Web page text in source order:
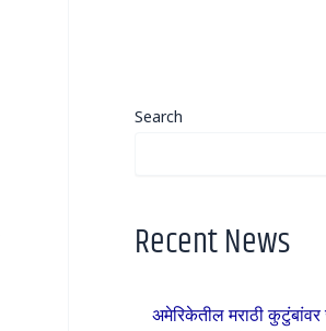
Search
Recent News
अमेरिकेतील मराठी कुटुंबांवर